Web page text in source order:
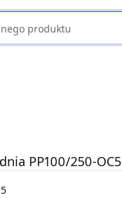
PP100/250-OC5